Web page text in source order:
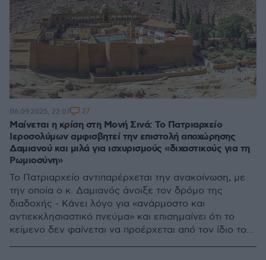
Μαίνεται η κρίση στη Μονή Σινά: Το Πατριαρχείο
Ιεροσολύμων αμφισβητεί την επιστολή αποχώρησης
Δαμιανού και μιλά για ισχυρισμούς «διχαστικούς για τη
Ρωμιοσύνη»
Το Πατριαρχείο αντιπαρέρχεται την ανακοίνωση, με
την οποία ο κ. Δαμιανός άνοιξε τον δρόμο της
διαδοχής - Κάνει λόγο για «ανάρμοστο και
αντιεκκλησιαστικό πνεύμα» και επισημαίνει ότι το
κείμενο δεν φαίνεται να προέρχεται από τον ίδιο τον
06.09.2025, 22:07 27